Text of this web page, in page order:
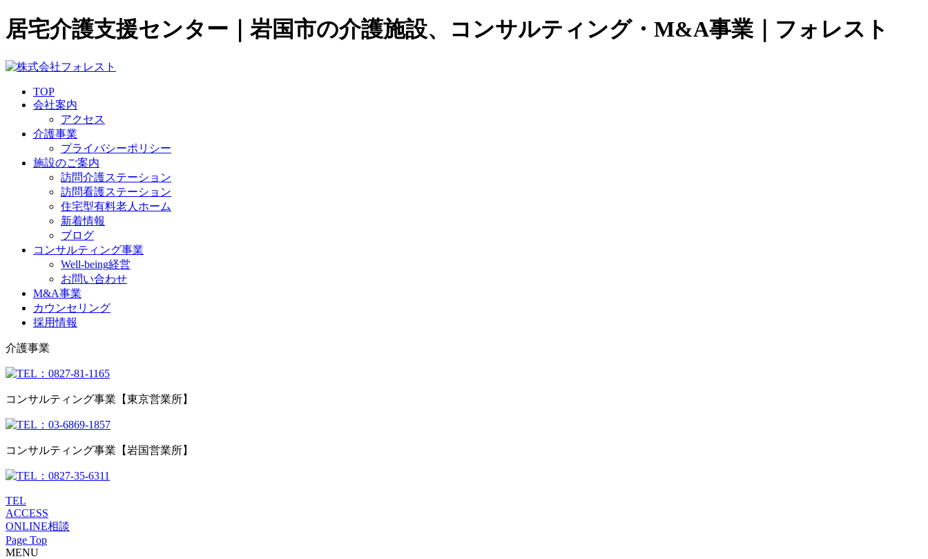
居宅介護支援センター｜岩国市の介護施設、コンサルティング・M&A事業｜フォレスト
TOP
会社案内
アクセス
介護事業
プライバシーポリシー
施設のご案内
訪問介護ステーション
訪問看護ステーション
住宅型有料老人ホーム
新着情報
ブログ
コンサルティング事業
Well-being経営
お問い合わせ
M&A事業
カウンセリング
採用情報
介護事業
コンサルティング事業【東京営業所】
コンサルティング事業【岩国営業所】
TEL
ACCESS
ONLINE相談
Page Top
MENU